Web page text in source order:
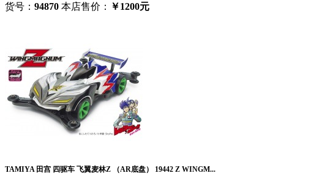
货号： 94870 本店售价： ￥1200元
TAMIYA 田宫 四驱车 飞翼麦林Z （AR底盘） 19442 Z WINGM...